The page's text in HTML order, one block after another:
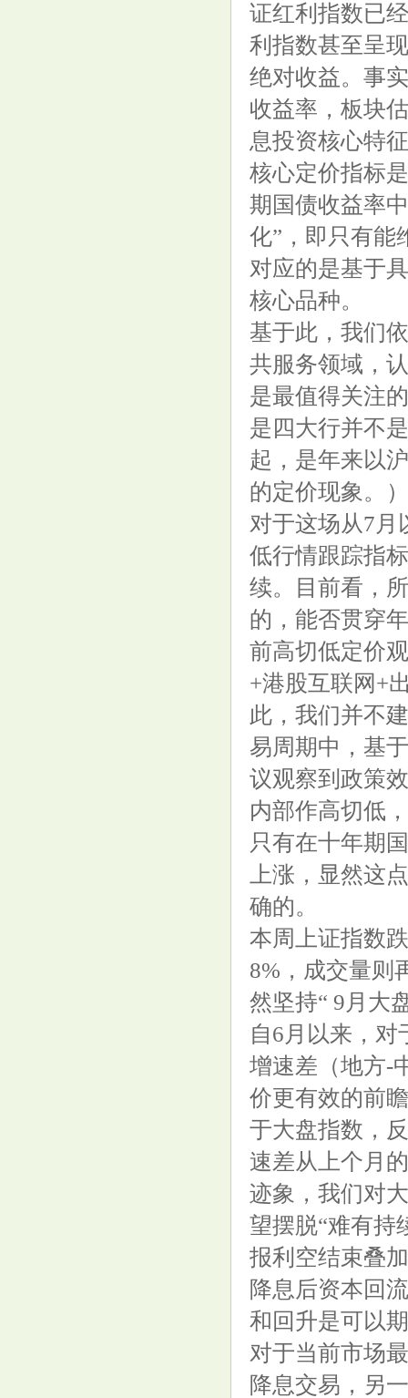
证红利指数已
利指数甚至呈
绝对收益。事
收益率，板块
息投资核心特
核心定价指标
期国债收益率
化”，即只有能
对应的是基于
核心品种。
基于此，我们
共服务领域，
是最值得关注
是四大行并不
起，是年来以
的定价现象。）
对于这场从7月
低行情跟踪指
续。目前看，
的，能否贯穿
前高切低定价
+港股互联网+
此，我们并不
易周期中，基
议观察到政策
内部作高切低
只有在十年期
上涨，显然这
确的。
本周上证指数
8%，成交量则
然坚持“ 9月大
自6月以来，
增速差（地方-
价更有效的前
于大盘指数，
速差从上个月
迹象，我们对
望摆脱“难有持
报利空结束叠
降息后资本回
和回升是可以
对于当前市场
降息交易，另